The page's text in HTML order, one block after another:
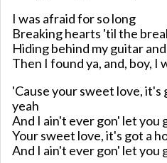
I was afraid for so long
Breaking hearts 'til the
Hiding behind my guitar
Then I found ya, and, boy, I
'Cause your sweet love, it's
yeah
And I ain't ever gon' let you
Your sweet love, it's got a
And I ain't ever gon' let you